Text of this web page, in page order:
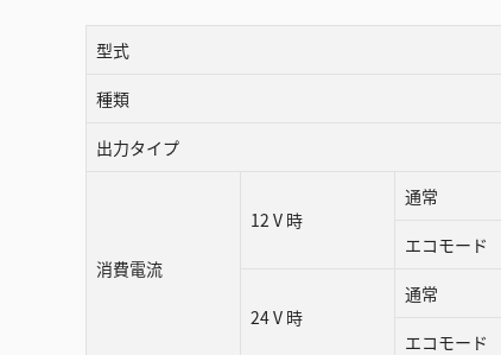
型式
種類
出力タイプ
消費電流
12 V 時
通常
エコモード
24 V 時
通常
エコモード